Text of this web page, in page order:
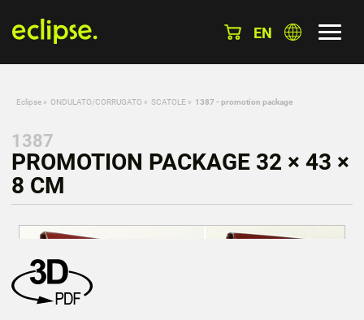
EN
Eclipse » ONDULATO/CORRUGATO » SCATOLE » 1387 - promotion package
1387
PROMOTION PACKAGE 32 × 43 ×
8 CM